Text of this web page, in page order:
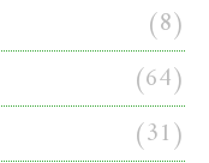
(8)
(64)
(31)